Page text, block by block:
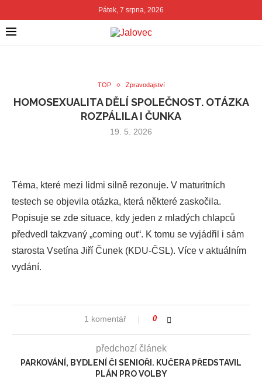
Pátek, 7 srpna, 2026
TOP Zpravodajství
HOMOSEXUALITA DĚLÍ SPOLEČNOST. OTÁZKA
ROZPÁLILA I ČUNKA
19. 5. 2026
Téma, které mezi lidmi silně rezonuje. V maturitních
testech se objevila otázka, která některé zaskočila.
Popisuje se zde situace, kdy jeden z mladých chlapců
předvedl takzvaný „coming out“. K tomu se vyjádřil i sám
starosta Vsetína Jiří Čunek (KDU-ČSL). Více v aktuálním
vydání.
1 komentář 0
předchozí článek
PARKOVÁNÍ, BYDLENÍ ČI SENIOŘI. KUČERA PŘEDSTAVIL
PLÁN PRO VOLBY